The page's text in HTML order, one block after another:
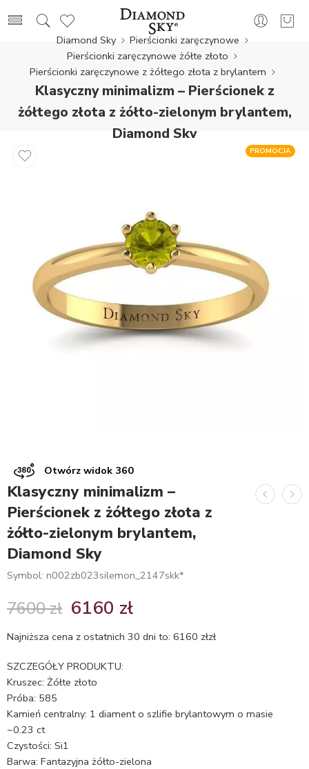
Diamond Sky
Pierścionki zaręczynowe
Pierścionki zaręczynowe żółte złoto
Pierścionki zaręczynowe z żółtego złota z brylantem
Klasyczny minimalizm – Pierścionek z
żółtego złota z żółto-zielonym brylantem,
Diamond Sky
PROMOCJA
Otwórz widok 360
Klasyczny minimalizm –
Pierścionek z żółtego złota z
żółto-zielonym brylantem,
Diamond Sky
Symbol: n002zb023silemon_2147skk*
7600zł 6160 zł
Najniższa cena z ostatnich 30 dni to: 6160 złzł
SZCZEGÓŁY PRODUKTU:
Kruszec: Żółte złoto
Próba: 585
Kamień centralny: 1 diament o szlifie brylantowym o masie
~0.23 ct
Czystości: Si1
Barwa: Fantazyjna żółto-zielona